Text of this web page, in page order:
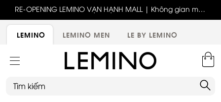
RE-OPENING LEMINO VẠN HẠNH MALL | Không gian mới,
trải nghiệm mới, ưu đãi tri ân đặc biệt
LEMINO
LEMINO MEN LE BY LEMINO